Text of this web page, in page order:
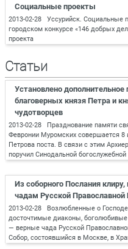
Социальные проекты
2013-02-28 Уссурийск. Социальные
городском конкурсе «146 добрых
проекта
Статьи
Установлено
благоверных князя Петра и
чудотворцев
2013-02-28 Празднование памяти
Февронии Муромских совершается 8
Петрова поста. В связи с этим
поручил Синодальной богослужебной
Из соборного Послания
чадам Русской Православной
2013-02-28 Возлюбленные о
досточтимые диаконы, боголюбивые
— верные чада Русской
Собор, состоявшийся в Москве, в